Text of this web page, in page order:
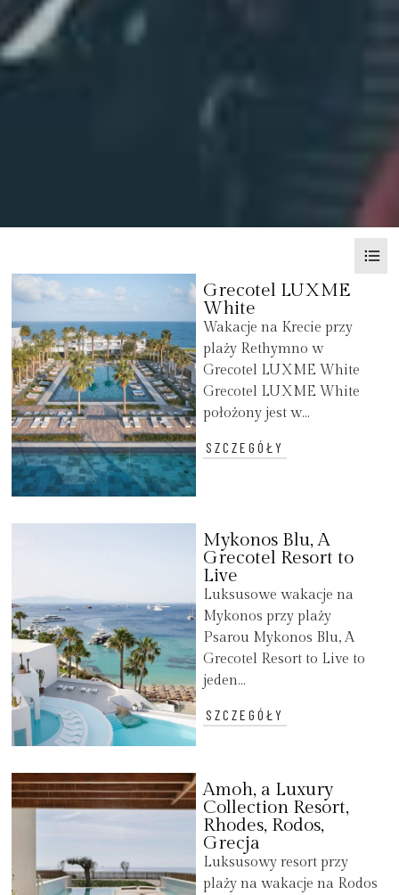
Grecotel LUXME
White
Wakacje na Krecie przy
plaży Rethymno w
Grecotel LUXME White
Grecotel LUXME White
położony jest w...
SZCZEGÓŁY
Mykonos Blu, A
Grecotel Resort to
Live
Luksusowe wakacje na
Mykonos przy plaży
Psarou Mykonos Blu, A
Grecotel Resort to Live to
jeden...
SZCZEGÓŁY
Amoh, a Luxury
Collection Resort,
Rhodes, Rodos,
Grecja
Luksusowy resort przy
plaży na wakacje na Rodos